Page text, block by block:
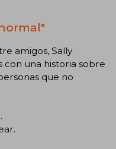
amigos, Sally
con una historia sobre
que no